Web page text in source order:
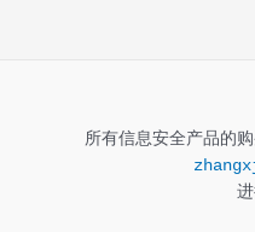
所有信息安全产品的